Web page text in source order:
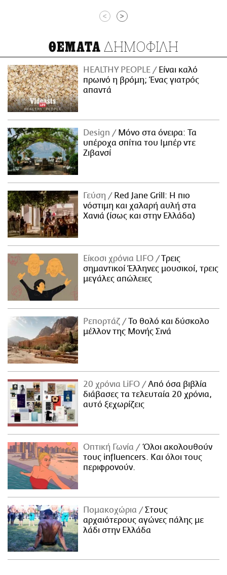
< >
ΘΕΜΑΤΑ ΔΗΜΟΦΙΛΗ
HEALTHY PEOPLE
Είναι καλό
πρωινό η βρόμη; Ένας γιατρός
απαντά
Design
Μόνο στα όνειρα: Τα
υπέροχα σπίτια του Ιμπέρ ντε
Ζιβανσί
Γεύση
Red Jane Grill: Η πιο
νόστιμη και χαλαρή αυλή στα
Χανιά (ίσως και στην Ελλάδα)
Είκοσι χρόνια LIFO
Tρεις
σημαντικοί Έλληνες μουσικοί, τρεις
μεγάλες απώλειες
Ρεπορτάζ
Το θολό και δύσκολο
μέλλον της Μονής Σινά
20 χρόνια LiFO
Από όσα βιβλία
διάβασες τα τελευταία 20 χρόνια,
αυτό ξεχωρίζεις
Οπτική Γωνία
Όλοι ακολουθούν
τους influencers. Και όλοι τους
περιφρονούν.
Πομακοχώρια
Στους
αρχαιότερους αγώνες πάλης με
λάδι στην Ελλάδα